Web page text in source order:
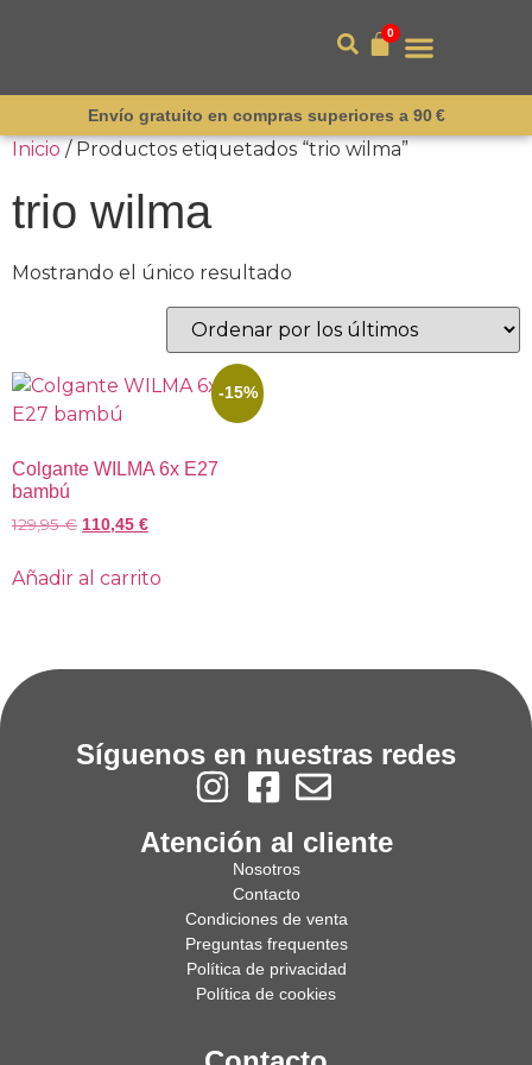
0
Envío gratuito en compras superiores a 90 €
Inicio/ Productos etiquetados “trio wilma”
trio wilma
Mostrando el único resultado
-15%
Colgante WILMA 6x E27
bambú
129,95€ 110,45 €
Añadir al carrito
Síguenos en nuestras redes
Atención al cliente
Nosotros
Contacto
Condiciones de venta
Preguntas frequentes
Política de privacidad
Política de cookies